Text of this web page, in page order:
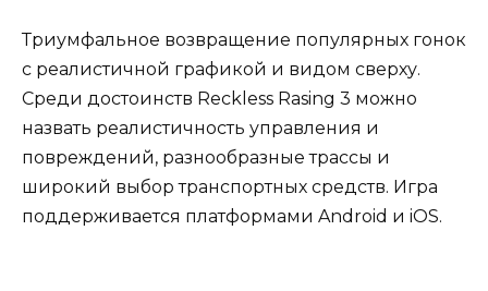
Триумфальное возвращение популярных гонок
с реалистичной графикой и видом сверху.
Среди достоинств Reckless Rasing 3 можно
назвать реалистичность управления и
повреждений, разнообразные трассы и
широкий выбор транспортных средств. Игра
поддерживается платформами Android и iOS.